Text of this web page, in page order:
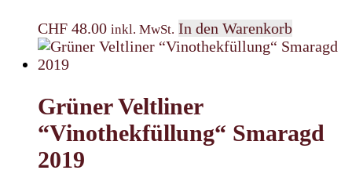
CHF 48.00 inkl. MwSt. In den Warenkorb
Grüner Veltliner
“Vinothekfüllung“ Smaragd
2019